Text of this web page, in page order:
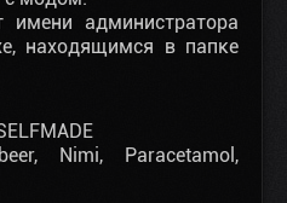
имени администратора
находящимся в папке
Nimi, Paracetamol,